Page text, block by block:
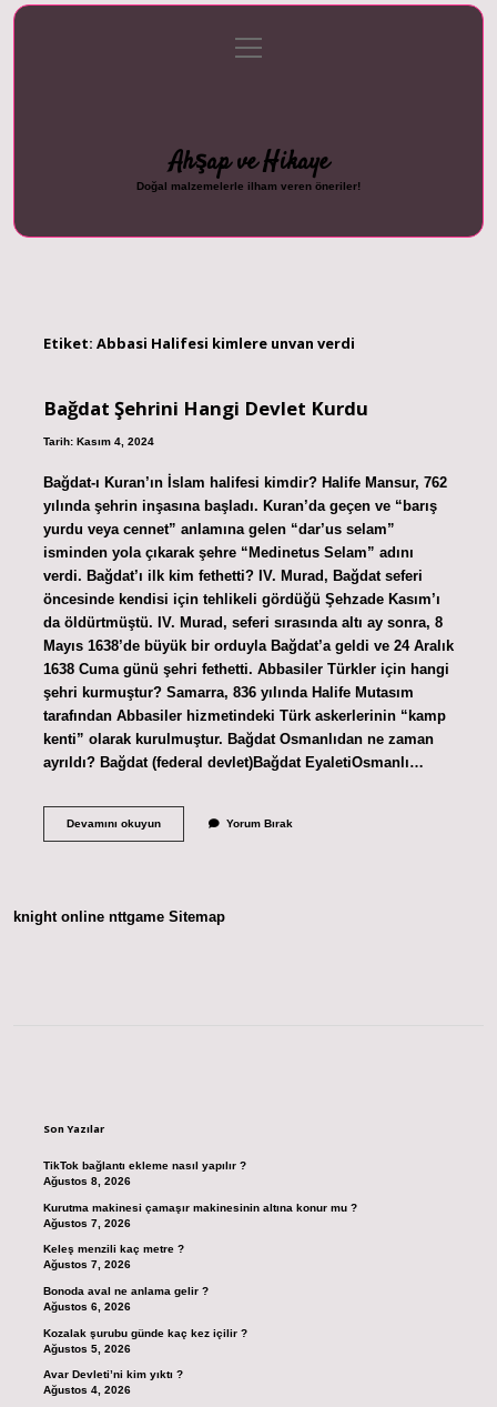
Gizlilik Politikası
menüyü
aç
Ahşap ve Hikaye
Doğal malzemelerle ilham veren öneriler!
Etiket: Abbasi Halifesi kimlere unvan verdi
Bağdat Şehrini Hangi Devlet Kurdu
Tarih: Kasım 4, 2024
Bağdat-ı Kuran’ın İslam halifesi kimdir? Halife Mansur, 762
yılında şehrin inşasına başladı. Kuran’da geçen ve “barış
yurdu veya cennet” anlamına gelen “dar’us selam”
isminden yola çıkarak şehre “Medinetus Selam” adını
verdi. Bağdat’ı ilk kim fethetti? IV. Murad, Bağdat seferi
öncesinde kendisi için tehlikeli gördüğü Şehzade Kasım’ı
da öldürtmüştü. IV. Murad, seferi sırasında altı ay sonra, 8
Mayıs 1638’de büyük bir orduyla Bağdat’a geldi ve 24 Aralık
1638 Cuma günü şehri fethetti. Abbasiler Türkler için hangi
şehri kurmuştur? Samarra, 836 yılında Halife Mutasım
tarafından Abbasiler hizmetindeki Türk askerlerinin “kamp
kenti” olarak kurulmuştur. Bağdat Osmanlıdan ne zaman
ayrıldı? Bağdat (federal devlet)Bağdat EyaletiOsmanlı…
Devamını okuyunBağdat
Yorum Bırak
knight online nttgame Sitemap
Son Yazılar
TikTok bağlantı ekleme nasıl yapılır ?
Ağustos 8, 2026
Kurutma makinesi çamaşır makinesinin altına konur mu ?
Ağustos 7, 2026
Keleş menzili kaç metre ?
Ağustos 7, 2026
Bonoda aval ne anlama gelir ?
Ağustos 6, 2026
Kozalak şurubu günde kaç kez içilir ?
Ağustos 5, 2026
Avar Devleti’ni kim yıktı ?
Ağustos 4, 2026